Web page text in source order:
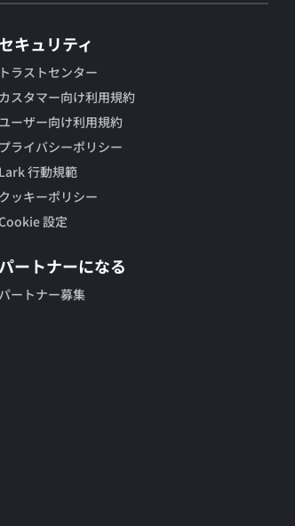
セキュリティ
トラストセンター
カスタマー向け利用規約
ユーザー向け利用規約
プライバシーポリシー
Lark 行動規範
クッキーポリシー
設定
パートナーになる
パートナー募集